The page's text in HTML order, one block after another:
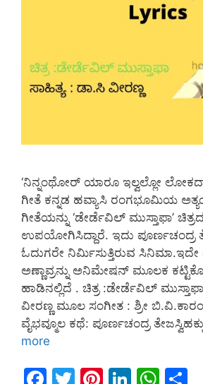
‘ನಿನ್ನಂಥೋರ್ ಯಾರೂ ಇಲ್ವಲ್ಲೋ
ಗೀತೆ ಕನ್ನಡ ಹವ್ಯಾಸಿ ರಂಗಭೂಮಿಯ
ಗೀತೆಯನ್ನು ‘ಡೇರ್ಡೆವಿಲ್ ಮುಸ್ತಾಫಾ’
ಉಪಯೋಗಿಸಿದ್ದಾರೆ. ಇದು ಪೂರ್ಣಚಂದ್ರ
ಓದುಗರೇ ನಿರ್ಮಿಸುತ್ತಿರುವ
ಅಣ್ಣಾವ್ರನ್ನು ಅನಿಮೇಷನ್ ಮೂಲಕ
ಹಾಡಿನಲ್ಲಿದೆ . ಚಿತ್ರ :ಡೇರ್ಡೆವಿಲ್
ವೀರಣ್ಣ ಮೂಲ ಸಂಗೀತ : ಶ್ರೀ
ವೈಭವ್ಮೂಲ ಕಥೆ: ಪೂರ್ಣಚಂದ್ರ
more